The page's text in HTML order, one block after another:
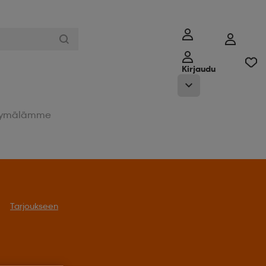
Kirjaudu
Tarjoukseen